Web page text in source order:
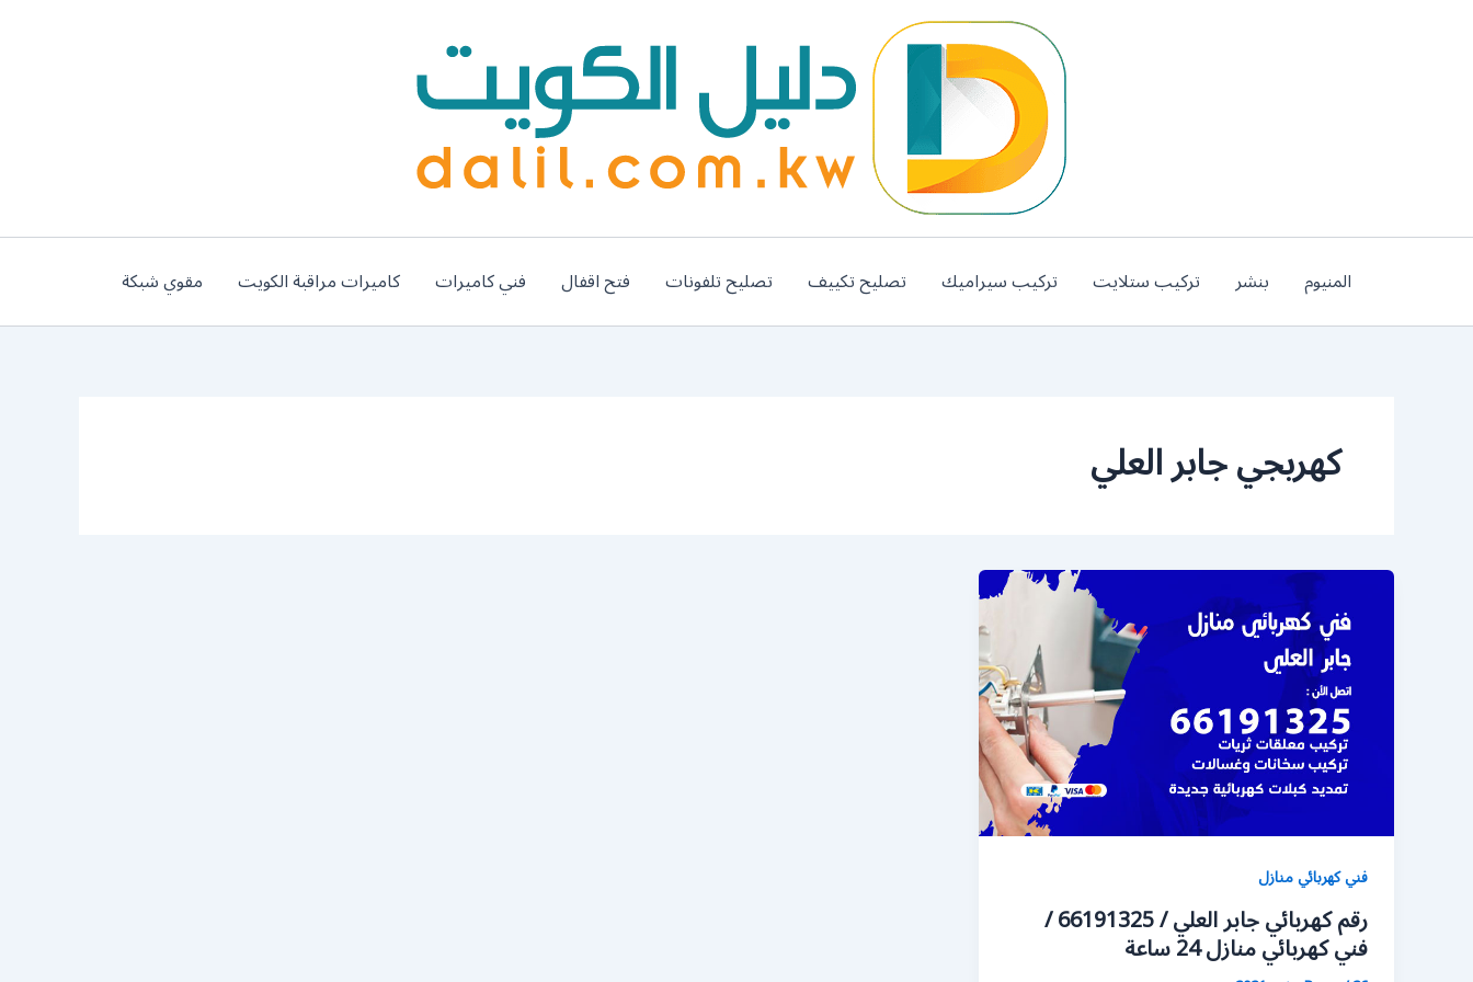
المنيوم بنشر تركيب ستلايت تركيب سيراميك تصليح تكييف تصليح تلفونات فتح اقفال فني كاميرات كاميرات مراقبة الكويت مقوي شبكة
كهربجي جابر العلي
فني كهربائي منازل
رقم كهربائي جابر العلي / 66191325 /
فني كهربائي منازل 24 ساعة